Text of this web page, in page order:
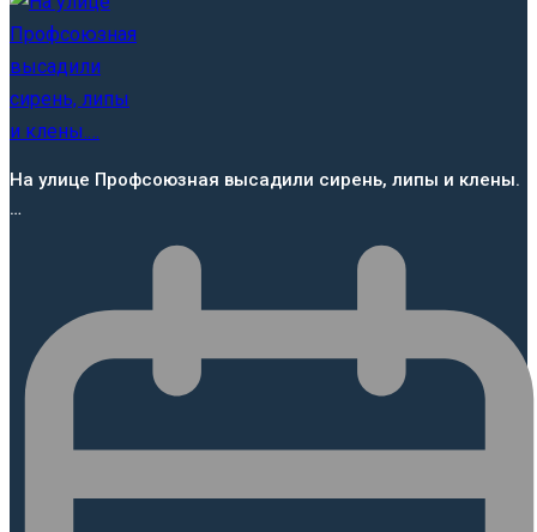
На улице Профсоюзная высадили сирень, липы и клены.
…